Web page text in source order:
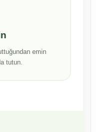
emin
tutun.